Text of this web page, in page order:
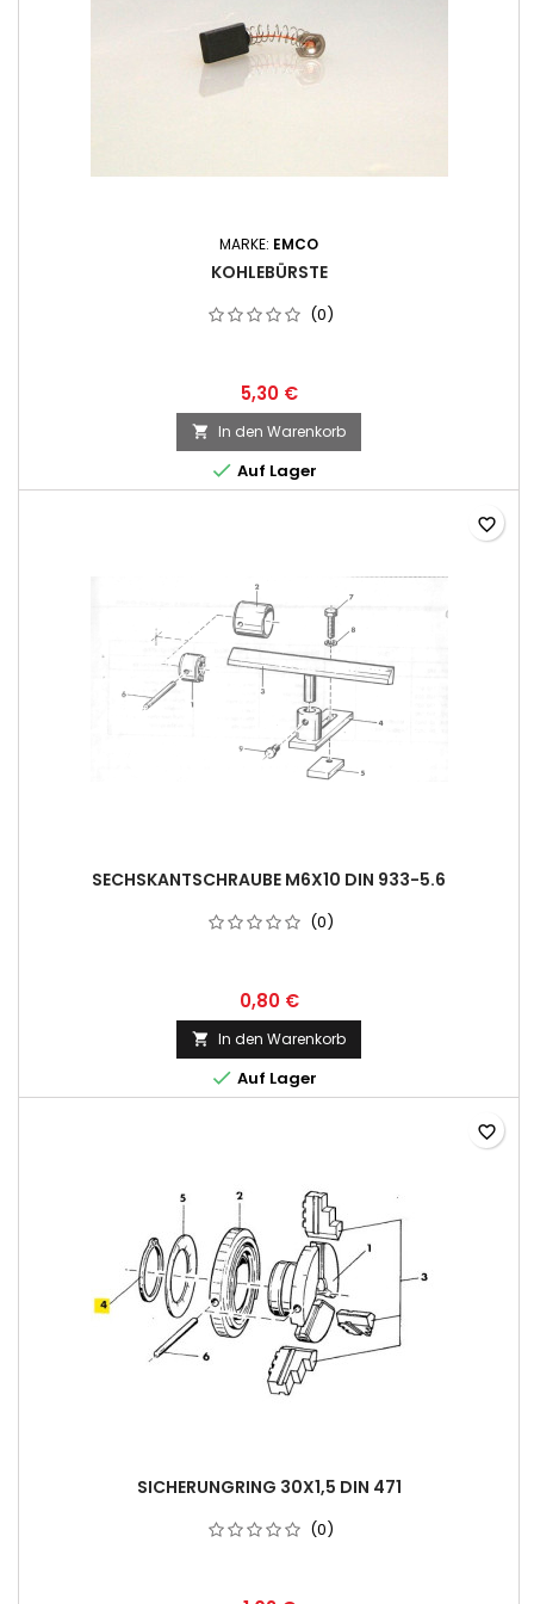
MARKE: EMCO
KOHLEBÜRSTE
(0)
5,30 €
 In den Warenkorb
 Auf Lager
SECHSKANTSCHRAUBE M6X10 DIN 933-5.6
(0)
0,80 €
 In den Warenkorb
 Auf Lager
favorite_border
SICHERUNGRING 30X1,5 DIN 471
(0)
favorite_border